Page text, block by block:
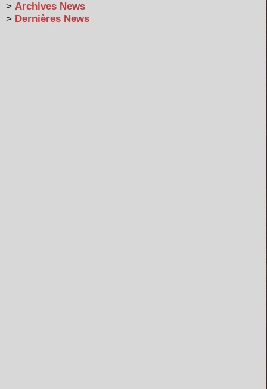
> Archives News
> Dernières News